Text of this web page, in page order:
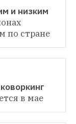
и низким
по стране
в мае